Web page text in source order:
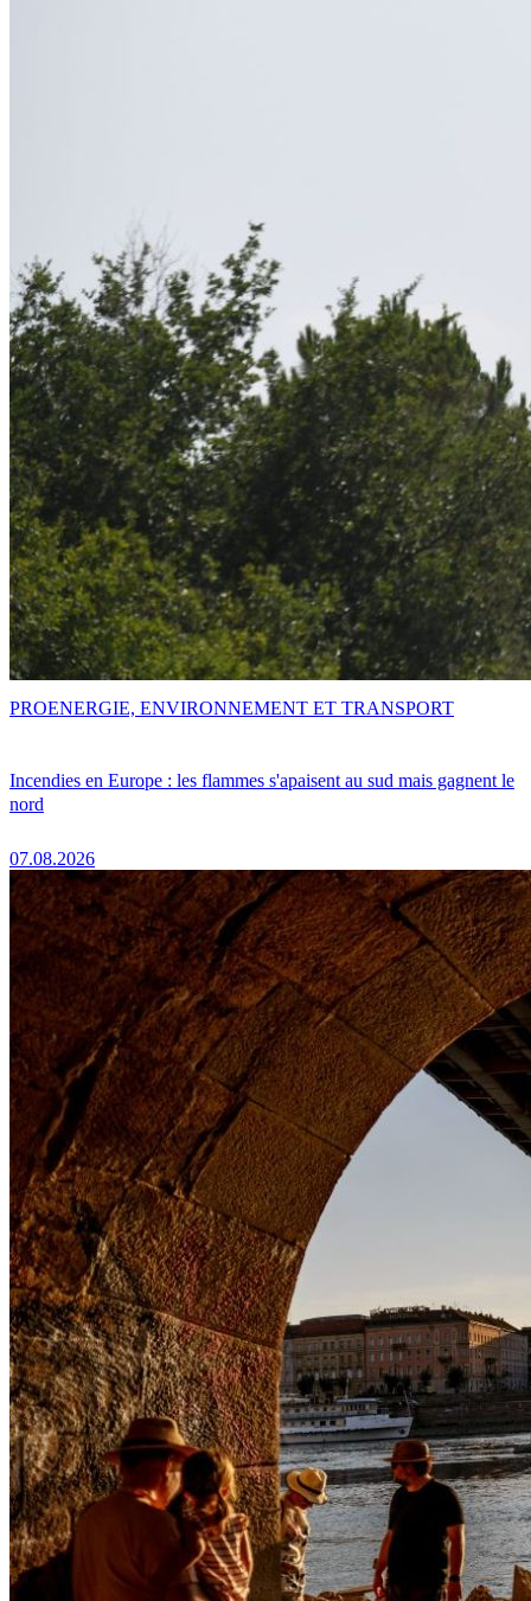
Incendies en Europe : les flammes s'apaisent au sud mais gagnent le
nord
07.08.2026
PROENERGIE, ENVIRONNEMENT ET TRANSPORT